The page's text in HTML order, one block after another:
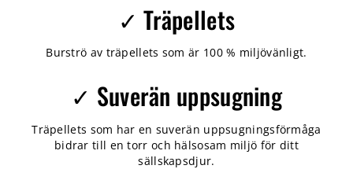
✓ Träpellets
Burströ av träpellets som är 100 % miljövänligt.
✓ Suverän uppsugning
Träpellets som har en suverän uppsugningsförmåga
bidrar till en torr och hälsosam miljö för ditt
sällskapsdjur.